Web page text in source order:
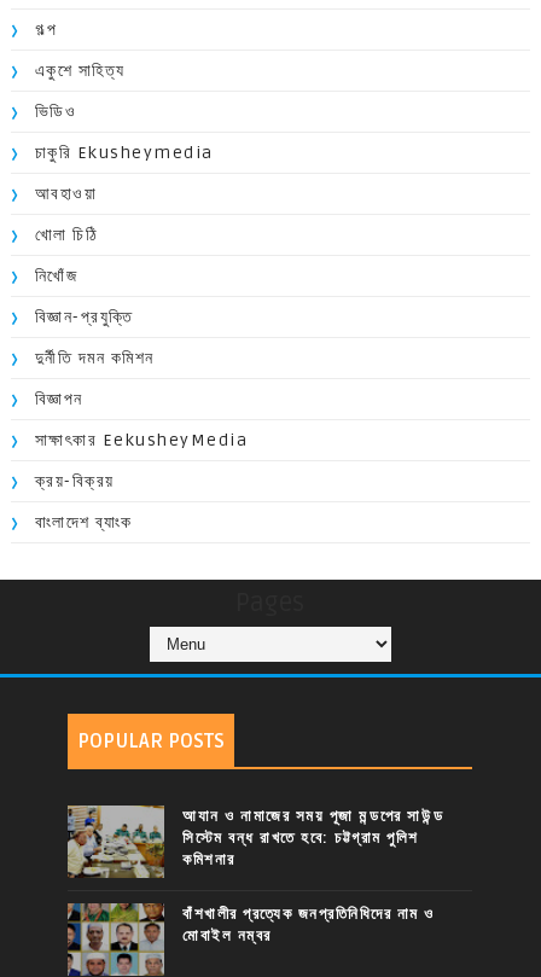
গল্প
একুশে সাহিত্য
ভিডিও
চাকুরি Ekusheymedia
আবহাওয়া
খোলা চিঠি
নিখোঁজ
বিজ্ঞান-প্রযুক্তি
দুর্নীতি দমন কমিশন
বিজ্ঞাপন
সাক্ষাৎকার EekusheyMedia
ক্রয়-বিক্রয়
বাংলাদেশ ব্যাংক
POPULAR POSTS
আযান ও নামাজের সময় পূজা মন্ডপের সাউন্ড
সিস্টেম বন্ধ রাখতে হবে: চট্টগ্রাম পুলিশ
কমিশনার
বাঁশখালীর প্রত্যেক জনপ্রতিনিধিদের নাম ও
মোবাইল নম্বর